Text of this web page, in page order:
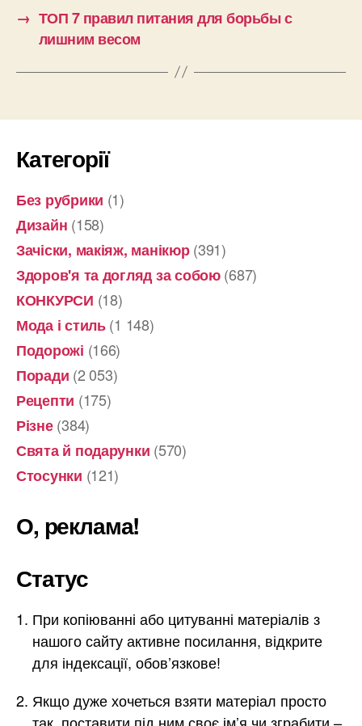
→ ТОП 7 правил питания для борьбы с
лишним весом
Категорії
Без рубрики (1)
Дизайн (158)
Зачіски, макіяж, манікюр(391)
Здоров'я та догляд за собою(687)
КОНКУРСИ (18)
Мода і стиль(1 148)
Подорожі (166)
Поради (2 053)
Рецепти (175)
Різне(384)
Свята й подарунки (570)
Стосунки (121)
О, реклама!
Статус
При копіюванні або цитуванні матеріалів з
нашого сайту активне посилання, відкрите
для індексації, обов’язкове!
Якщо дуже хочеться взяти матеріал просто